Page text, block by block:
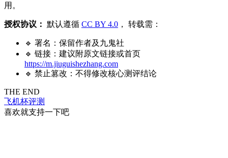
用。
授权协议： 默认遵循 CC BY 4.0 ， 转载需：
🔹 署名：保留作者及 九鬼社
🔹 链接：建议附原文链接或首页
https://m.jiuguishezhang.com
🔹 禁止篡改：不得修改核心测评结论
THE END
飞机杯评测
喜欢就支持一下吧